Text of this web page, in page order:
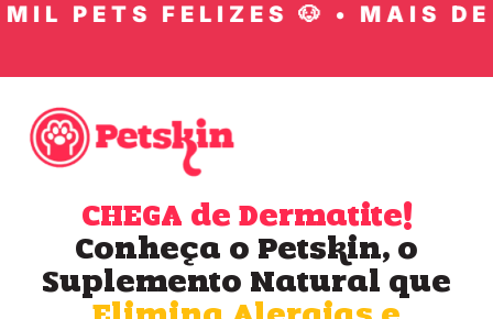
PETS FELIZES 🐶 • MAIS DE
CHEGA de Dermatite!
Conheça o Petskin, o
Suplemento Natural que
Elimina Alergias e